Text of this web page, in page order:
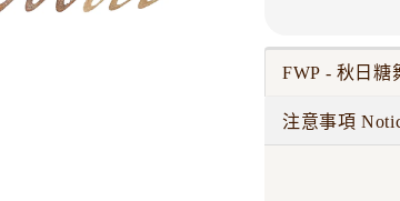
FWP - 秋日糖
注意事項